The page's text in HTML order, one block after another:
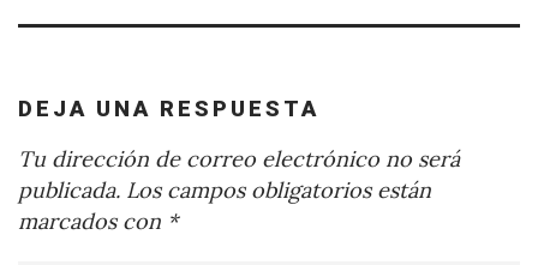
DEJA UNA RESPUESTA
Tu dirección de correo electrónico no será
publicada. Los campos obligatorios están
marcados con *